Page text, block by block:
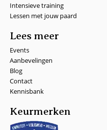
Intensieve training
Lessen met jouw paard
Lees meer
Events
Aanbevelingen
Blog
Contact
Kennisbank
Keurmerken